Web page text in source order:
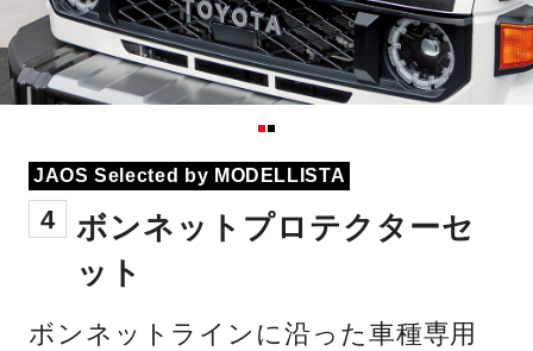
JAOS Selected by MODELLISTA
4
ボンネットプロテクターセ
ット
ボンネットラインに沿った車種専用